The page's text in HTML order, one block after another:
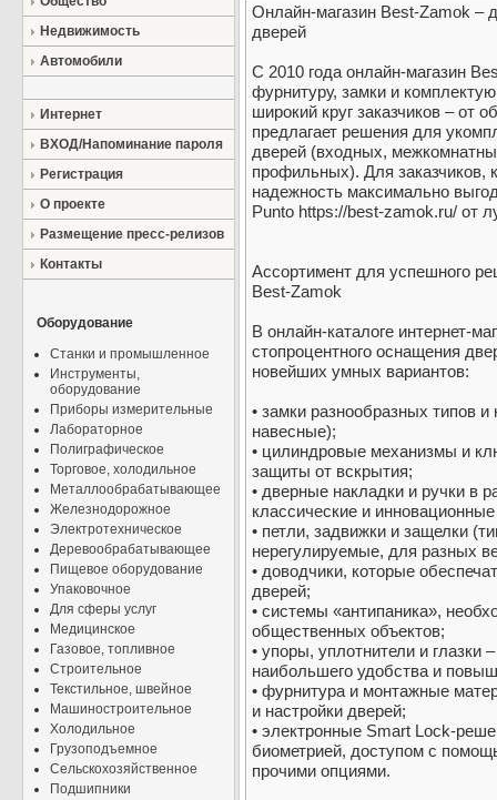
Недвижимость
Автомобили
Интернет
ВХОД/Напоминание пароля
Регистрация
О проекте
Размещение пресс-релизов
Контакты
Оборудование
Станки и промышленное
Инструменты,
оборудование
Приборы измерительные
Лабораторное
Полиграфическое
Торговое, холодильное
Металлообрабатывающее
Железнодорожное
Электротехническое
Деревообрабатывающее
Пищевое оборудование
Упаковочное
Для сферы услуг
Медицинское
Газовое, топливное
Строительное
Текстильное, швейное
Машиностроительное
Холодильное
Грузоподъемное
Сельскохозяйственное
Подшипники
Онлайн-магазин Best-Zamok –
дверей
С 2010 года онлайн-магазин
фурнитуру, замки и
широкий круг заказчиков – от
предлагает решения для
дверей (входных,
профильных). Для заказчиков,
надежность максимально
Punto https://best-zamok.ru/ от
Ассортимент для успешного
Best-Zamok
В онлайн-каталоге интернет-
стопроцентного оснащения
новейших умных вариантов:
• замки разнообразных типов
навесные);
• цилиндровые механизмы и
защиты от вскрытия;
• дверные накладки и ручки в
классические и
• петли, задвижки и защелки
нерегулируемые, для разных
• доводчики, которые
дверей;
• системы «антипаника»,
общественных объектов;
• упоры, уплотнители и
наибольшего удобства и
• фурнитура и монтажные
и настройки дверей;
• электронные Smart Lock-
биометрией, доступом с
прочими опциями.